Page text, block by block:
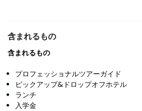
含まれるもの
含まれるもの
プロフェッショナルツアーガイド
ピックアップ&ドロップオフホテル
ランチ
入学金